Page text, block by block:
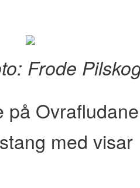
Frode
på
med visar